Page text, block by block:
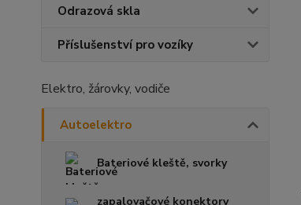
Odrazová skla
Příslušenství pro vozíky
Elektro, žárovky, vodiče
Autoelektro
Bateriové kleště, svorky
zapalovačové konektory